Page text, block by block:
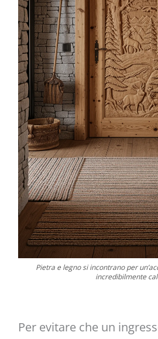
Pietra e legno si incontrano per
incredibilmente
Per evitare che un